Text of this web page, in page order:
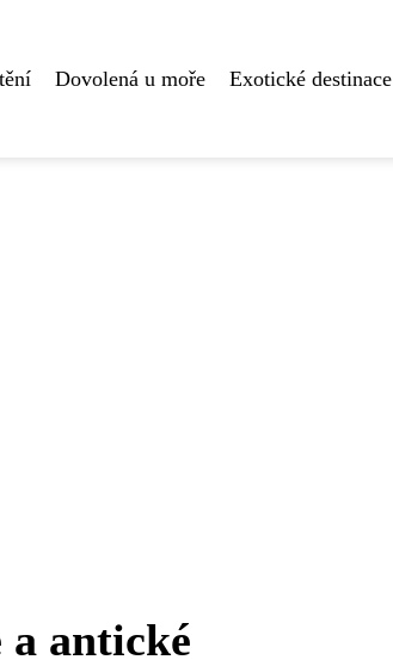
Dovolená u moře Exotické destinace
antické